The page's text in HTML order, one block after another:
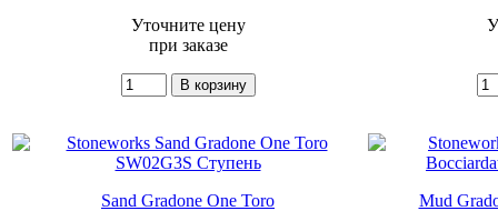
Уточните цену
при заказе
Sand Gradone One Toro
Mud